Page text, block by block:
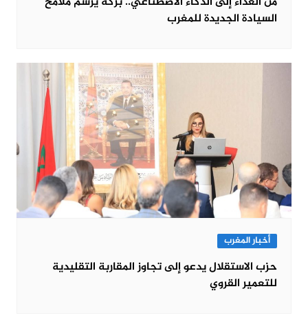
السيادة الجديدة للمغرب
أخبار المغرب
حزب الاستقلال يدعو إلى تجاوز المقاربة التقليدية
للتعمير القروي